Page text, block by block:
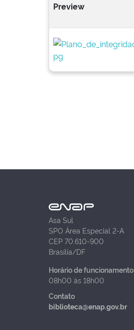
Preview
Asa Sul
SPO Área Especial 2-A
CEP 70.610-900
Brasília/DF
Horário de funcionamento
08h00 às 18h00
Contato
biblioteca@enap.gov.br